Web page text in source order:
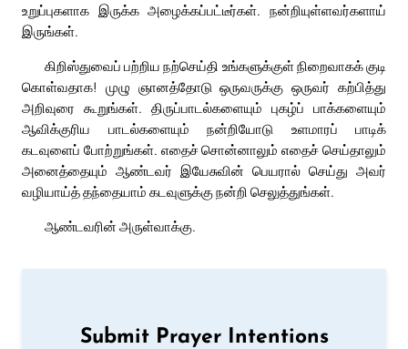
உறுப்புகளாக இருக்க அழைக்கப்பட்டீர்கள். நன்றியுள்ளவர்களாய்
இருங்கள்.
கிறிஸ்துவைப் பற்றிய நற்செய்தி உங்களுக்குள் நிறைவாகக் குடி
கொள்வதாக! முழு ஞானத்தோடு ஒருவருக்கு ஒருவர் கற்பித்து
அறிவுரை கூறுங்கள். திருப்பாடல்களையும் புகழ்ப் பாக்களையும்
ஆவிக்குரிய பாடல்களையும் நன்றியோடு உளமாரப் பாடிக்
கடவுளைப் போற்றுங்கள். எதைச் சொன்னாலும் எதைச் செய்தாலும்
அனைத்தையும் ஆண்டவர் இயேசுவின் பெயரால் செய்து அவர்
வழியாய்த் தந்தையாம் கடவுளுக்கு நன்றி செலுத்துங்கள்.
ஆண்டவரின் அருள்வாக்கு.
Submit Prayer Intentions